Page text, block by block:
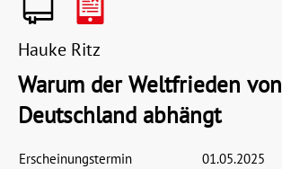
Hauke Ritz
Warum der Weltfrieden von
Deutschland abhängt
Erscheinungstermin
01.05.2025